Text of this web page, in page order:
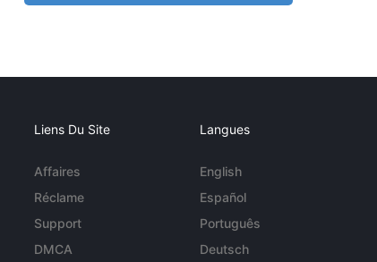
Liens Du Site
Affaires
Réclame
Support
DMCA
Langues
English
Español
Português
Deutsch